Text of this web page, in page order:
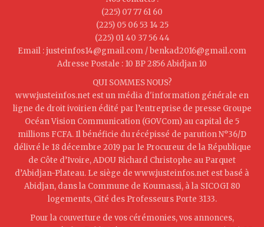
(225) 07 77 61 60
(225) 05 06 53 14 25
(225) 01 40 37 56 44
Email : justeinfos14@gmail.com / benkad2016@gmail.com
Adresse Postale : 10 BP 2856 Abidjan 10
QUI SOMMES NOUS?
www.justeinfos.net est un média d'information générale en
ligne de droit ivoirien édité par l’entreprise de presse Groupe
Océan Vision Communication (GOVCom) au capital de 5
millions FCFA. Il bénéficie du récépissé de parution N°36/D
délivré le 18 décembre 2019 par le Procureur de la République
de Côte d’Ivoire, ADOU Richard Christophe au Parquet
d’Abidjan-Plateau. Le siège de www.justeinfos.net est basé à
Abidjan, dans la Commune de Koumassi, à la SICOGI 80
logements, Cité des Professeurs Porte 3133.
Pour la couverture de vos cérémonies, vos annonces,